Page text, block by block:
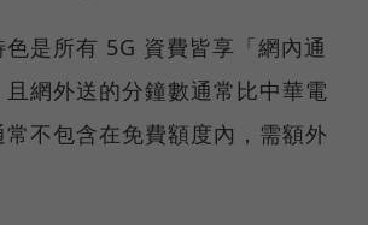
是所有 5G 資費皆享「網內通
網外送的分鐘數通常比中華電
不包含在免費額度內，需額外